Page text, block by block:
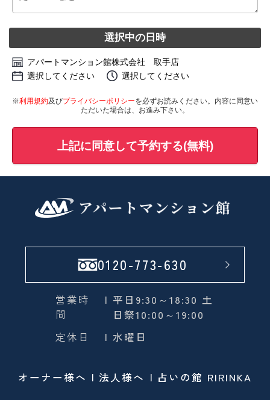
選択中の日時
アパートマンション館株式会社 取手店
選択してください
選択してください
※利用規約及びプライバシーポリシーを必ずお読みください。内容に同意い
ただいた場合は、お進み下さい。
上記に同意して予約する(無料)
0120-773-630
営業時
間
| 平日9:30～18:30 土
日祭10:00～19:00
定休日
| 水曜日
オーナー様へ 法人様へ 占いの館 RIRINKA